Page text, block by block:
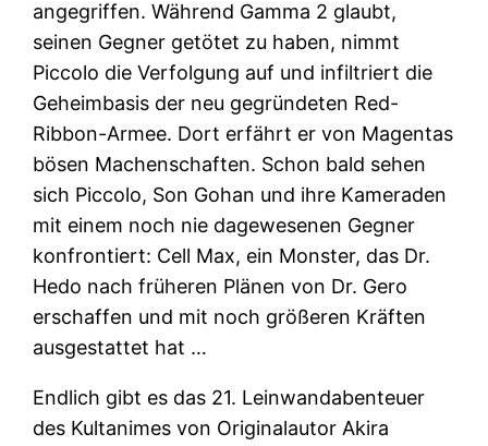
angegriffen. Während Gamma 2 glaubt,
seinen Gegner getötet zu haben, nimmt
Piccolo die Verfolgung auf und infiltriert die
Geheimbasis der neu gegründeten Red-
Ribbon-Armee. Dort erfährt er von Magentas
bösen Machenschaften. Schon bald sehen
sich Piccolo, Son Gohan und ihre Kameraden
mit einem noch nie dagewesenen Gegner
konfrontiert: Cell Max, ein Monster, das Dr.
Hedo nach früheren Plänen von Dr. Gero
erschaffen und mit noch größeren Kräften
ausgestattet hat …
Endlich gibt es das 21. Leinwandabenteuer
des Kultanimes von Originalautor Akira